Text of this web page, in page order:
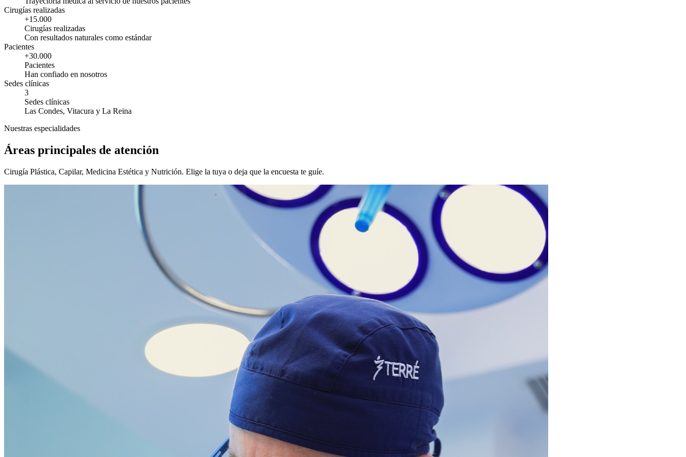
Cirugías realizadas
+15.000
Cirugías realizadas
Con resultados naturales como estándar
Pacientes
+30.000
Pacientes
Han confiado en nosotros
Sedes clínicas
3
Sedes clínicas
Las Condes, Vitacura y La Reina
Nuestras especialidades
Áreas principales de atención
Cirugía Plástica, Capilar, Medicina Estética y Nutrición. Elige la tuya o deja que la encuesta te guíe.